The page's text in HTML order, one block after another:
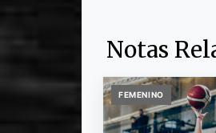
Notas
FEMENINO